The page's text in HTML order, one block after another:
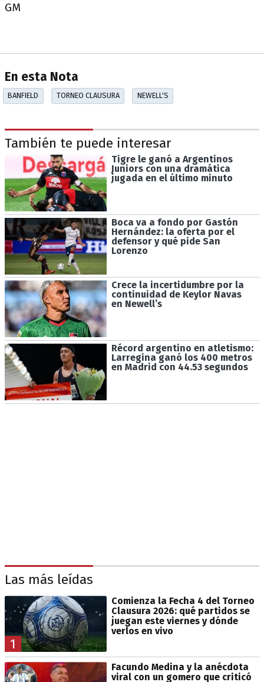
GM
En esta Nota
BANFIELD TORNEO CLAUSURA NEWELL'S
También te puede interesar
Tigre le ganó a Argentinos
Juniors con una dramática
jugada en el último minuto
Boca va a fondo por Gastón
Hernández: la oferta por el
defensor y qué pide San
Lorenzo
Crece la incertidumbre por la
continuidad de Keylor Navas
en Newell’s
Récord argentino en atletismo:
Larregina ganó los 400 metros
en Madrid con 44.53 segundos
Las más leídas
1
Comienza la Fecha 4 del Torneo
Clausura 2026: qué partidos se
juegan este viernes y dónde
verlos en vivo
Facundo Medina y la anécdota
viral con un gomero que criticó